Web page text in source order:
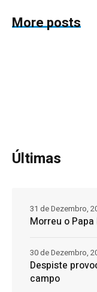
More posts
Últimas
Morreu o
31 de Dezembro,
Despiste
campo
30 de Dezembro,